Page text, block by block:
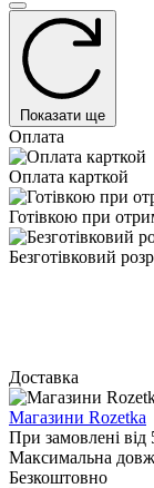
Показати ще
Оплата
Оплата карткой
Готівкою при
Безготівковий
Доставка
Магазини Rozetka
При замовлені від
Максимальна
Безкоштовно